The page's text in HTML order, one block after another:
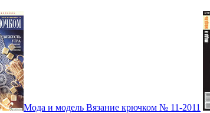
Мода и модель Вязание крючком № 11-2011